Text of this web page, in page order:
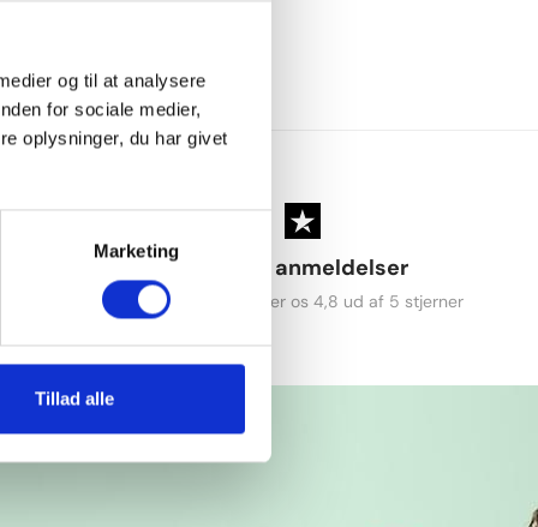
og til at analysere
for sociale medier,
oplysninger, du har givet
Marketing
Tillad alle
+6.700 anmeldelser
Vores kunder giver os 4,8 ud af 5 stjerner